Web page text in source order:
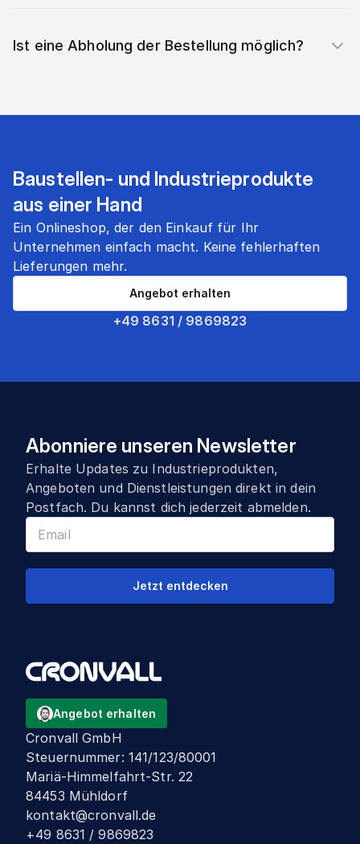
Ist eine Abholung der Bestellung möglich?
Baustellen- und Industrieprodukte
aus einer Hand
Ein Onlineshop, der den Einkauf für Ihr
Unternehmen einfach macht. Keine fehlerhaften
Lieferungen mehr.
+49 8631 / 9869823
Angebot erhalten
Abonniere unseren Newsletter
Erhalte Updates zu Industrieprodukten,
Angeboten und Dienstleistungen direkt in dein
Postfach. Du kannst dich jederzeit abmelden.
Jetzt entdecken
Angebot erhalten
Cronvall GmbH
Steuernummer: 141/123/80001
Mariä-Himmelfahrt-Str. 22
84453 Mühldorf
kontakt@cronvall.de
+49 8631 / 9869823